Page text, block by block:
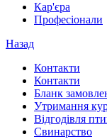
Кар'єра
Професіонали
Назад
Контакти
Контакти
Бланк
Утримання
Відгодівля
Свинарство